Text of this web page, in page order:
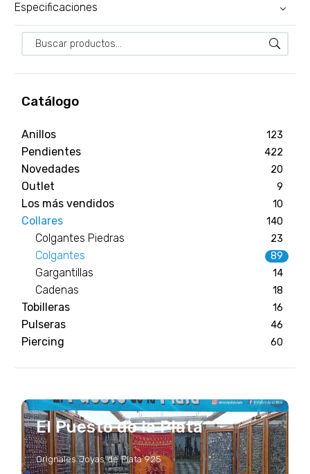
Catálogo
Anillos 123
Pendientes 422
Novedades 20
Outlet 9
Los más vendidos 10
Collares 140
Colgantes Piedras 23
Colgantes 89
Gargantillas 14
Cadenas 18
Tobilleras 16
Pulseras 46
Piercing 60
El Puesto de la Plata
Orignales Joyas de Plata 925
Especificaciones